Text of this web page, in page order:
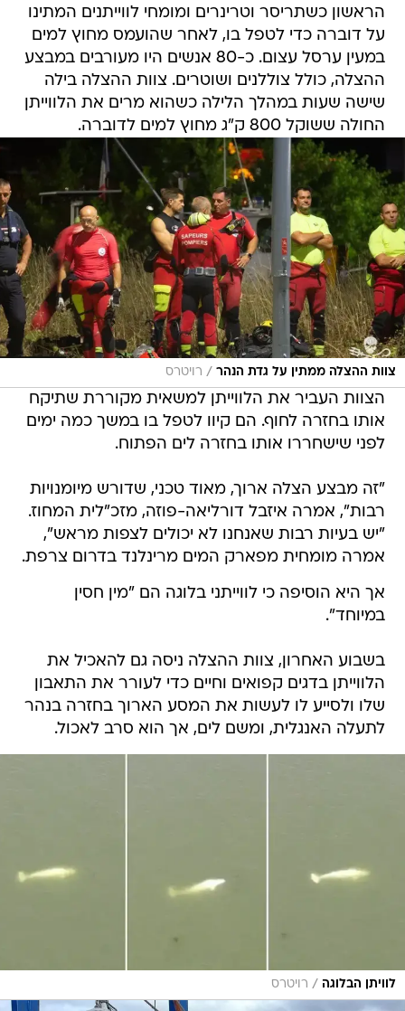
הראשון כשתריסר וטרינרים ומומחי לווייתנים המתינו
על דוברה כדי לטפל בו, לאחר שהועמס מחוץ למים
במעין ערסל עצום. כ-80 אנשים היו מעורבים במבצע
ההצלה, כולל צוללנים ושוטרים. צוות ההצלה בילה
שישה שעות במהלך הלילה כשהוא מרים את הלווייתן
החולה ששוקל 800 ק"ג מחוץ למים לדוברה.
צוות ההצלה ממתין על גדת הנהר / רויטרס
הצוות העביר את הלווייתן למשאית מקוררת שתיקח
אותו בחזרה לחוף. הם קיוו לטפל בו במשך כמה ימים
לפני שישחררו אותו בחזרה לים הפתוח.
"זה מבצע הצלה ארוך, מאוד טכני, שדורש מיומנויות
רבות", אמרה איזבל דורליאה-פוזה, מזכ"לית המחוז.
"יש בעיות רבות שאנחנו לא יכולים לצפות מראש",
אמרה מומחית מפארק המים מרינלנד בדרום צרפת.
אך היא הוסיפה כי לווייתני בלוגה הם "מין חסין
במיוחד".
בשבוע האחרון, צוות ההצלה ניסה גם להאכיל את
הלווייתן בדגים קפואים וחיים כדי לעורר את התאבון
שלו ולסייע לו לעשות את המסע הארוך בחזרה בנהר
לתעלה האנגלית, ומשם לים, אך הוא סרב לאכול.
לוויתן הבלוגה / רויטרס